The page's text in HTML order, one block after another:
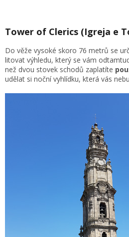
Tower of Clerics (Igreja e
Do věže vysoké skoro 76 metrů se
litovat výhledu, který se vám
než dvou stovek schodů zaplatíte
udělat si noční vyhlídku, která vás